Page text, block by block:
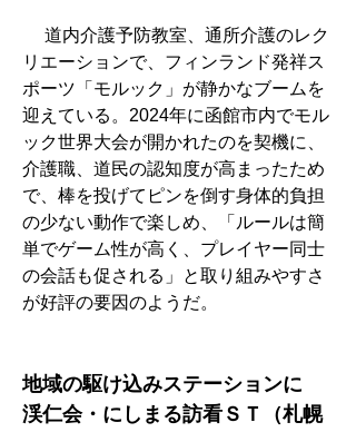
道内介護予防教室、通所介護のレク
リエーションで、フィンランド発祥ス
ポーツ「モルック」が静かなブームを
迎えている。2024年に函館市内でモル
ック世界大会が開かれたのを契機に、
介護職、道民の認知度が高まったため
で、棒を投げてピンを倒す身体的負担
の少ない動作で楽しめ、「ルールは簡
単でゲーム性が高く、プレイヤー同士
の会話も促される」と取り組みやすさ
が好評の要因のようだ。
地域の駆け込みステーションに
渓仁会・にしまる訪看ＳＴ（札幌